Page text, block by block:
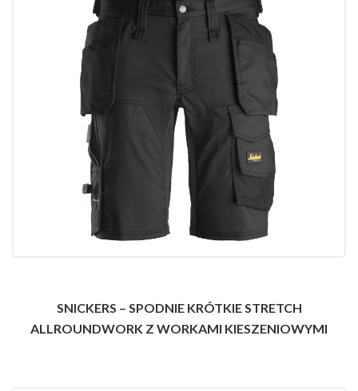
SNICKERS – SPODNIE KRÓTKIE STRETCH
ALLROUNDWORK Z WORKAMI KIESZENIOWYMI